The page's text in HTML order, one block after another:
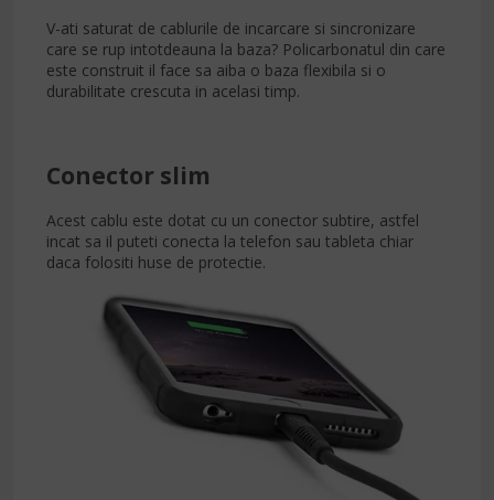
V-ati saturat de cablurile de incarcare si sincronizare
care se rup intotdeauna la baza? Policarbonatul din care
este construit il face sa aiba o baza flexibila si o
durabilitate crescuta in acelasi timp.
Conector slim
Acest cablu este dotat cu un conector subtire, astfel
incat sa il puteti conecta la telefon sau tableta chiar
daca folositi huse de protectie.